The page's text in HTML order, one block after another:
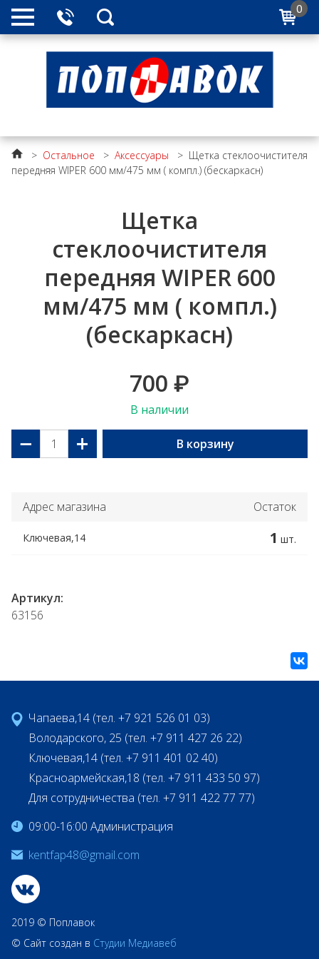
0
> Остальное > Аксессуары > Щетка стеклоочистителя
передняя WIPER 600 мм/475 мм ( компл.) (бескаркасн)
Щетка
стеклоочистителя
передняя WIPER 600
мм/475 мм ( компл.)
(бескаркасн)
700 ₽
В наличии
− + В корзину
Адрес магазина Остаток
Ключевая,14 1 шт.
Артикул:
63156
Чапаева,14 (тел. +7 921 526 01 03)
Володарского, 25 (тел. +7 911 427 26 22)
Ключевая,14 (тел. +7 911 401 02 40)
Красноармейская,18 (тел. +7 911 433 50 97)
Для сотрудничества (тел. +7 911 422 77 77)
09:00-16:00 Администрация
kentfap48@gmail.com
2019 © Поплавок
© Сайт создан в Студии Медиавеб